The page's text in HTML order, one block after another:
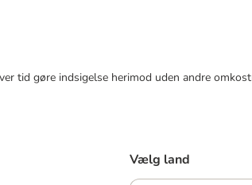
tid gøre indsigelse herimod uden andre
Vælg land